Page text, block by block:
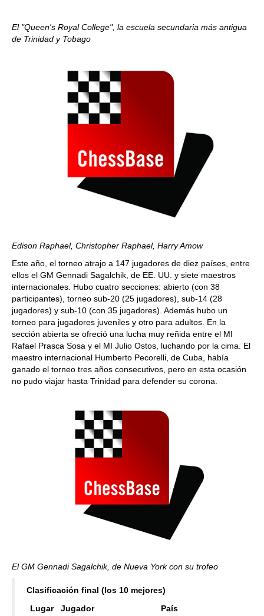
El "Queen's Royal College", la escuela secundaria más antigua
de Trinidad y Tobago
Edison Raphael, Christopher Raphael, Harry Amow
Este año, el torneo atrajo a 147 jugadores de diez países, entre
ellos el GM Gennadi Sagalchik, de EE. UU. y siete maestros
internacionales. Hubo cuatro secciones: abierto (con 38
participantes), torneo sub-20 (25 jugadores), sub-14 (28
jugadores) y sub-10 (con 35 jugadores). Además hubo un
torneo para jugadores juveniles y otro para adultos. En la
sección abierta se ofreció una lucha muy reñida entre el MI
Rafael Prasca Sosa y el MI Julio Ostos, luchando por la cima. El
maestro internacional Humberto Pecorelli, de Cuba, había
ganado el torneo tres años consecutivos, pero en esta ocasión
no pudo viajar hasta Trinidad para defender su corona.
El GM Gennadi Sagalchik, de Nueva York con su trofeo
Clasificación final (los 10 mejores)
Lugar
Jugador
País